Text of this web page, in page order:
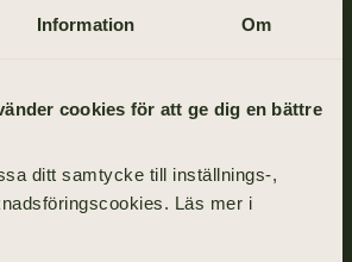
Information Om
cookies för att ge dig en bättre
ditt samtycke till inställnings-,
Läs mer i
och vi arbetar på att lösa det så
startsidan om du vill fortsätta ditt
ring oss på
031-355 40 00
STARTSIDAN